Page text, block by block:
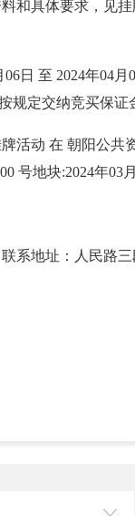
和具体要求，见
06日 至 2024年04
规定交纳竞买保证
活动 在 朝阳公共
号地块:2024年
系地址：人民路